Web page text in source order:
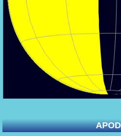
APOD